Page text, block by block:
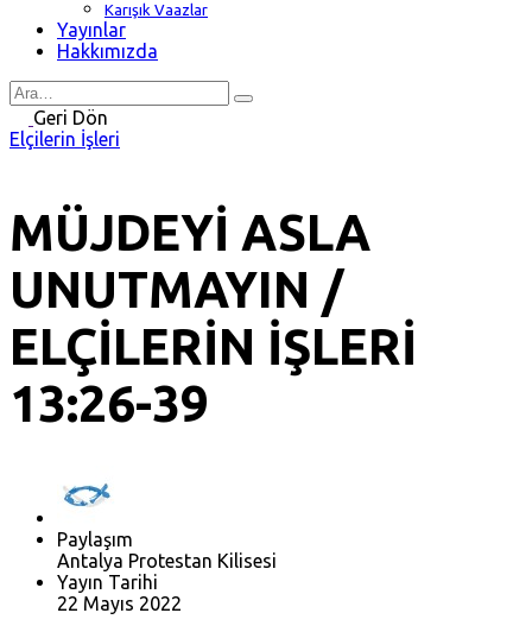
Karışık Vaazlar
Yayınlar
Hakkımızda
Search
forGeri Dön
Elçilerin İşleri
MÜJDEYİ ASLA
UNUTMAYIN /
ELÇİLERİN İŞLERİ
13:26-39
Paylaşım
Antalya Protestan Kilisesi
Yayın Tarihi
22 Mayıs 2022